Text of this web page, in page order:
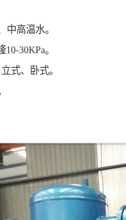
中高温水。
30KPa。
式、卧式。